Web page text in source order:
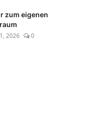
zum eigenen
2026 0